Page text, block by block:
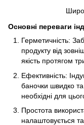
Основні переваги
Герметичність:
продукту від
якість протягом
Ефективність:
баночки швидко
необхідні для
Простота
налаштовується